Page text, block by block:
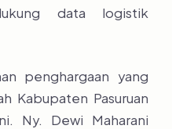
data logistik
penghargaan yang
Kabupaten Pasuruan
Ny. Dewi Maharani